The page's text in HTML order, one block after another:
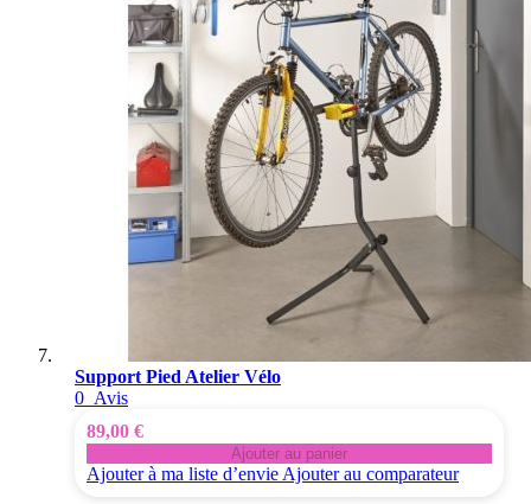
Support Pied Atelier Vélo
0 Avis
89,00 €
Ajouter au panier
Ajouter à ma liste d’envie Ajouter au comparateur